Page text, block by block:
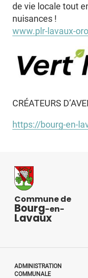
de vie locale tout
nuisances !
www.plr-lavaux-
CRÉATEURS
https://bourg-en-
Commune de
Bourg-en-
Lavaux
ADMINISTRATION
COMMUNALE